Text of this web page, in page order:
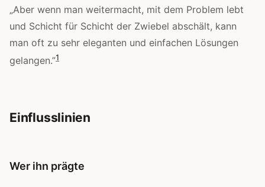
„Aber wenn man weitermacht, mit dem Problem lebt
und Schicht für Schicht der Zwiebel abschält, kann
man oft zu sehr eleganten und einfachen Lösungen
gelangen.”1
Einflusslinien
Wer ihn prägte